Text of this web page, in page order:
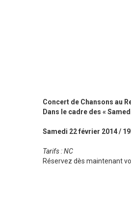
Concert de Chansons au
Dans le cadre des «
Samedi 22 février 2014 /
Tarifs : NC
Réservez dès maintenant